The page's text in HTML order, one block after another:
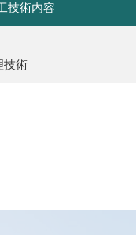
技術内容
技術